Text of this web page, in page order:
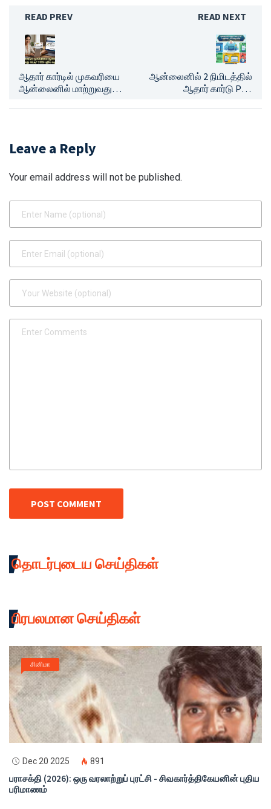
READ PREV
ஆதார் கார்டில் முகவரியை
ஆன்லைனில் மாற்றுவது
விதிமுறைகள் மற்றும் முழு
READ NEXT
ஆன்லைனில் 2 நிமிடத்தில்
ஆதார் கார்டு PDF
எப்படி? பாஸ்வேர்ட் மற்றும்
Leave a Reply
Your email address will not be published.
POST COMMENT
தொடர்புடைய செய்திகள்
பிரபலமான செய்திகள்
சினிமா
Dec 20 2025 891
பராசக்தி (2026): ஒரு வரலாற்றுப் புரட்சி - சிவகார்த்திகேயனின் புதிய
பரிமாணம்